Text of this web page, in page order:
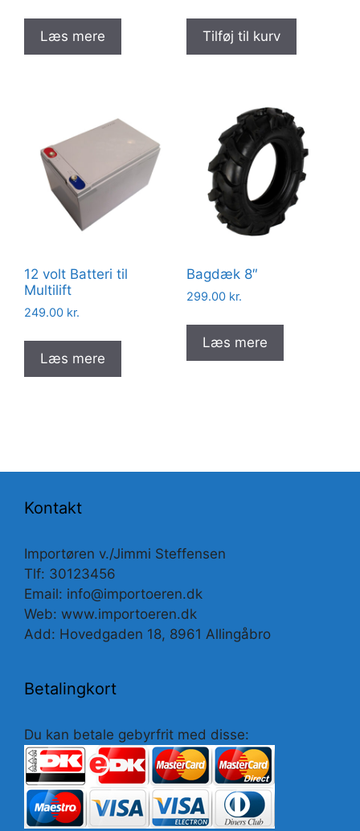
Læs mere Tilføj til kurv
12 volt Batteri til
Multilift
249.00 kr.
Læs mere
Bagdæk 8″
299.00 kr.
Læs mere
Kontakt
Importøren v./Jimmi Steffensen
Tlf: 30123456
Email: info@importoeren.dk
Web: www.importoeren.dk
Add: Hovedgaden 18, 8961 Allingåbro
Betalingkort
Du kan betale gebyrfrit med disse: